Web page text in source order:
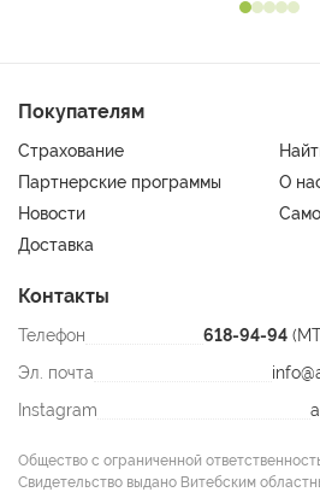
Покупателям
Страхование
Партнерские программы
О
Новости
Доставка
Контакты
Телефон 618-94-94
Эл. почта
Instagram
Общество с ограниченной
Свидетельство выдано Витебским